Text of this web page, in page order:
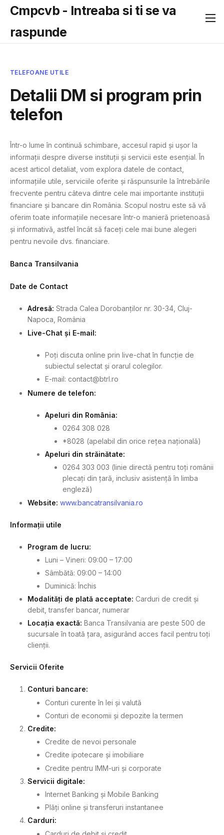
Cmpcvb - Intreaba si ti se va
raspunde
TELEFOANE UTILE
Detalii DM si program prin
telefon
Într-o lume în continuă schimbare, accesul rapid și ușor la
informații despre diverse instituții și servicii este esențial. În
acest articol detaliat, vom explora datele de contact,
informațiile utile, serviciile oferite și răspunsurile la întrebările
frecvente pentru câteva dintre cele mai importante instituții
financiare și bancare din România. Scopul nostru este să vă
oferim toate informațiile necesare într-o manieră prietenoasă
și informativă, astfel încât să faceți cele mai bune alegeri
pentru nevoile dvs. financiare.
Banca Transilvania
Date de Contact
Adresă: Strada Calea Dorobanților nr. 30-34, Cluj-
Napoca, România
Live-Chat și E-mail:
Poți discuta online prin live-chat în funcție de
subiectul selectat și orarul colegilor.
E-mail: contact@btrl.ro
Numere de telefon:
Apeluri din România:
0264 308 028
*8028 (apelabil din orice rețea națională)
Apeluri din străinătate:
0264 303 003 (linie directă pentru toți românii
plecați din țară, inclusiv asistență în limba
engleză)
Website: www.bancatransilvania.ro
Informații utile
Program de lucru:
Luni – Vineri: 09:00 – 17:00
Sâmbătă: 09:00 – 14:00
Duminică: Închis
Modalități de plată acceptate: Carduri de credit și
debit, transfer bancar, numerar
Locația exactă: Banca Transilvania are peste 500 de
sucursale în toată țara, asigurând acces facil pentru toți
clienții.
Servicii Oferite
Conturi bancare:
Conturi curente în lei și valută
Conturi de economii și depozite la termen
Credite:
Credite de nevoi personale
Credite ipotecare și imobiliare
Credite pentru IMM-uri și corporate
Servicii digitale:
Internet Banking și Mobile Banking
Plăți online și transferuri instantanee
Carduri: